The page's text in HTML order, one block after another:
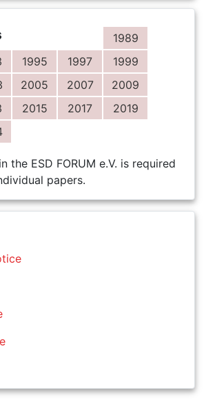
1989
1995 1997
1999
2005 2007
2009
2015 2017
2019
in the ESD FORUM e.V. is required
papers.